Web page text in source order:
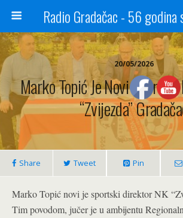
20/05/2026
Marko Topić Je Novi
“Zvijezda”
Share Tweet Pin
Marko Topić novi je sportski direktor NK
Tim povodom, jučer je u ambijentu